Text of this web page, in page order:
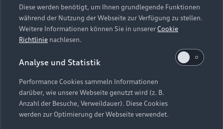
Online-Terminvereinbarung
Servicekontakt
Vertrag widerrufen
Presse & Media Center
Datenschutz
Audi erleben
Newsletter
Impressum Rechtliches
Hinweisgebersystem
Datenschutzinformation
Cookie-Einstellungen
Cookie-Richtlinie
Barrierefreiheit
Hinweis: Die aktuelle Darstellung und Anordnung der
Embleme am Fahrzeug bei allen Abbildungen auf dieser
Webseite kann abweichen.
Diese werden benötigt, um Ihnen grundlegende Funktionen
während der Nutzung der Webseite zur Verfügung zu stellen.
Weitere Informationen können Sie in unsererCookie
Richtlinie nachlesen.
Analyse und Statistik
Performance Cookies sammeln Informationen
darüber, wie unsere Webseite genutzt wird (z. B.
Anzahl der Besuche, Verweildauer). Diese Cookies
werden zur Optimierung der Webseite verwendet.